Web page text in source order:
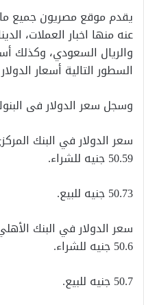
يقدم موقع مصريون جميع
عنه منها اخبار العملات،
والريال السعودي، وكذلك
السطور التالية أسعار
وسجل سعر الدولار فى
سعر الدولار في البنك
50.59 جنيه للشراء.
50.73 جنيه للبيع.
سعر الدولار في البنك
50.6 جنيه للشراء.
50.7 جنيه للبيع.